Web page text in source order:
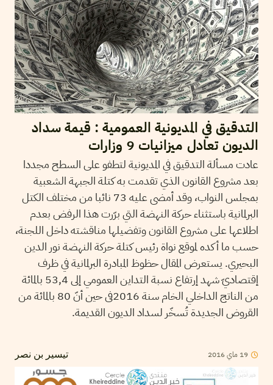
التدقيق في المديونية العمومية : قيمة سداد
الديون تعادل ميزانيات 9 وزارات
عادت مسألة التدقيق في المديونية لتطفو على السطح مجددا
بعد مشروع القانون الذي تقدمت به كتلة الجبهة الشعبية
بمجلس النواب، وقد أمضى عليه 73 نائبا من مختلف الكتل
البرلمانية باستثناء حركة النهضة التي برّرت هذا الرفض بعدم
اطلاعها على مشروع القانون وتفضيلها مناقشته داخل اللجنة،
حسب ما أكده لموقع نواة رئيس كتلة حركة النهضة نور الدين
البحيري. يستعرض المقال حظوظ المبادرة البرلمانية في ظرف
إقتصاديّ شهد إرتفاع نسبة التداين العمومي إلى 53,4 بالمائة
من الناتج الداخلي الخام سنة 2016فى حين أنّ 80 بالمائة من
القروض الجديدة تُسخّر لسداد الديون القديمة.
تيسير بن نصر 19 ماي2016